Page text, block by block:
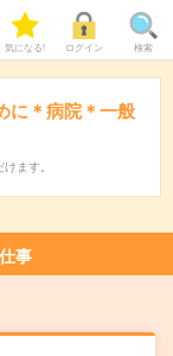
気になる! ログイン 検索
に＊病院＊一般
ます。
事